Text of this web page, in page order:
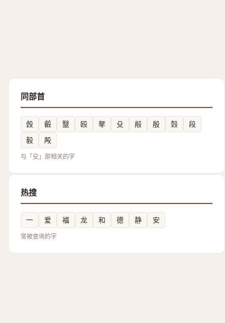
同部首
㲃 㲊 毉 殴 㲇 殳 㲂 殷 㲄
段
毅
殸
与「殳」部相关的字
热搜
一 爱 福 龙 和 德 静 安
常被查询的字